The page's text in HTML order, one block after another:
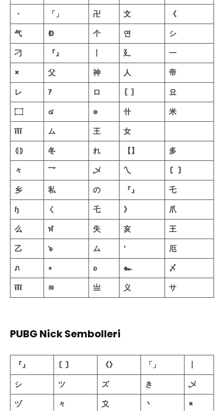
・
「」 卍 文
《
气
Ð 个 연
シ
刁
『』 廴
一
×
父 神 人
帝
レ
ｱ ロ 〖〗
요
۝
๔ ๏ 卄
米
īlī
ム 王 女
⦇⦈
冬 れ 【】
多
々
乛 乄 乀
〘 〙
乡
私 の 『』
乇
ɧ
く 乇 》
爪
么
ฬ 失 亥
王
乙
๖ ム ‘
厄
ภ
٭ ʚ ๛
〆
īlī
≋ 亗 义 サ
PUBG Nick Sembolleri
『』 〘〙 《》 「」
シ
ツ ズ き
乄
ヅ
々 〩 丶 ×